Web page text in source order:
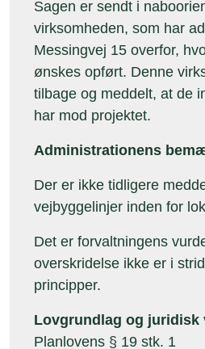
Sagen er sendt i
virksomheden, som har
Messingvej 15 overfor,
ønskes opført. Denne
tilbage og meddelt, at de
har mod projektet.
Administrationens
Der er ikke tidligere
vejbyggelinjer inden for
Det er forvaltningens
overskridelse ikke er i
principper.
Lovgrundlag og juridisk
Planlovens § 19 stk. 1